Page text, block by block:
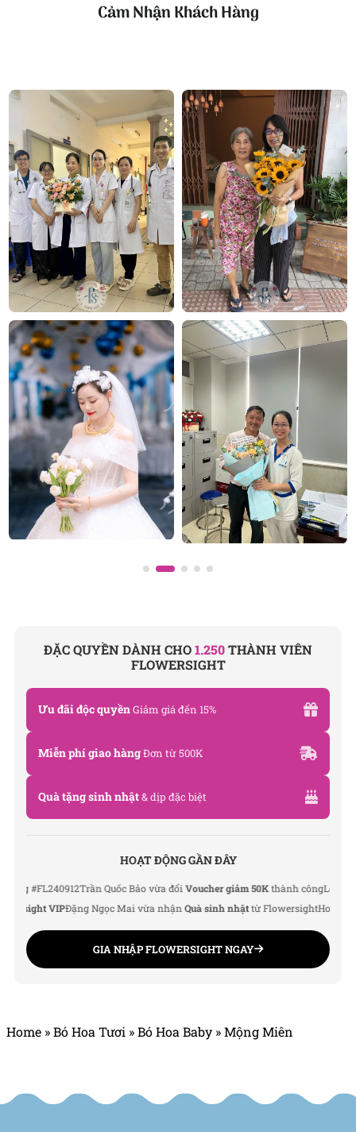
giả tham khảo:
Mẫu hoa baby tím
Mâu hoa baby tím 2
Cảm Nhận Khách Hàng
ĐẶC QUYỀN DÀNH CHO1.250THÀNH VIÊN
FLOWERSIGHT
Ưu đãi độc quyềnGiảm giá đến 15%
Miễn phí giao hàngĐơn từ 500K
Quà tặng sinh nhật& dịp đặc biệt
HOẠT ĐỘNG GẦN ĐÂY
Trần Quốc Bảo vừa đổiVoucher giảm 50Kthành côngLê Thu Hà
VIPĐặng Ngọc Mai vừa nhậnQuà sinh nhậttừ FlowersightHoàng Đức
GIA NHẬP FLOWERSIGHT NGAY
Home »Bó Hoa Tươi »Bó Hoa Baby »Mộng Miên